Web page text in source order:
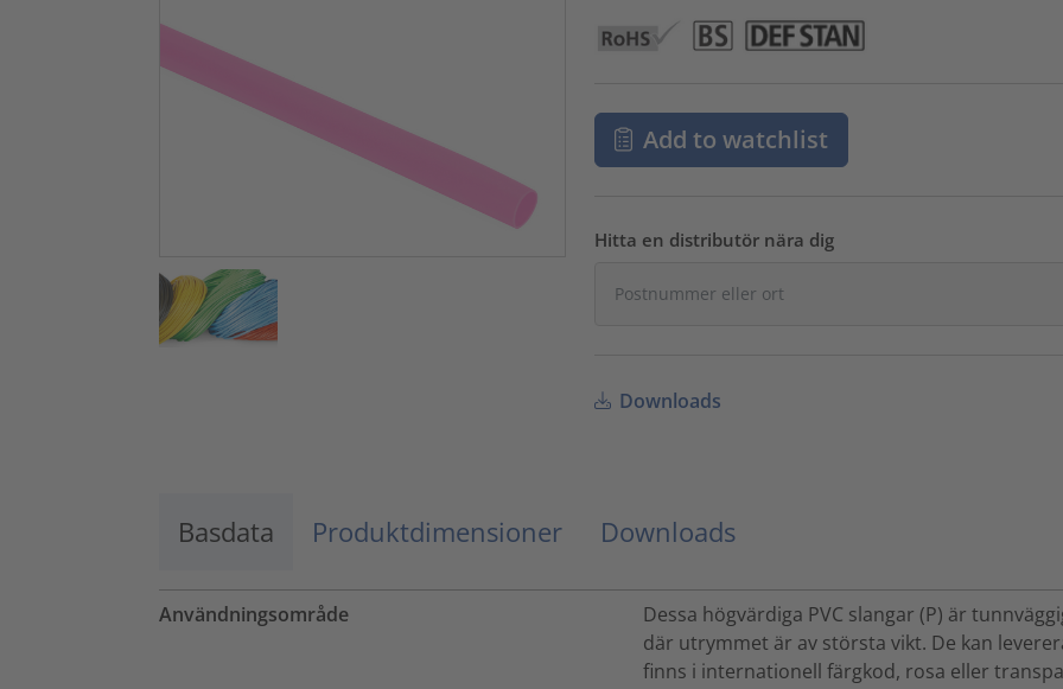
Add to watchlist
Hitta en distributör nära dig
Downloads
Basdata Produktdimensioner Downloads
Användningsområde
Dessa högvärdiga PVC slangar (P) är
där utrymmet är av största vikt. De kan
finns i internationell färgkod, rosa eller